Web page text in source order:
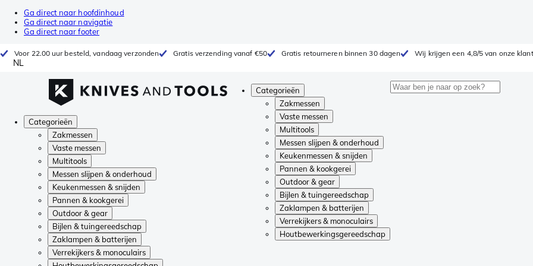
Ga direct naar hoofdinhoud
Ga direct naar navigatie
Ga direct naar footer
Voor 22.00 uur besteld, vandaag verzonden Gratis verzending vanaf €50 Gratis retourneren binnen 30 dagen Wij krijgen een 4,8/5 van onze
NL
Categorieën
Zakmessen
Vaste messen
Multitools
Messen slijpen & onderhoud
Keukenmessen & snijden
Pannen & kookgerei
Outdoor & gear
Bijlen & tuingereedschap
Zaklampen & batterijen
Verrekijkers & monoculairs
Houtbewerkingsgereedschap
Categorieën
Zakmessen
Vaste messen
Multitools
Messen slijpen & onderhoud
Keukenmessen & snijden
Pannen & kookgerei
Outdoor & gear
Bijlen & tuingereedschap
Zaklampen & batterijen
Verrekijkers & monoculairs